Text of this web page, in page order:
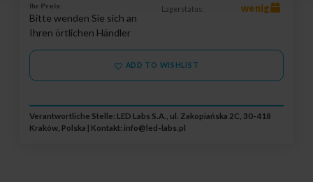
Ihr Preis:
Bitte wenden Sie sich an
Ihren örtlichen Händler
Lagerstatus: wenig
ADD TO WISHLIST
Verantwortliche Stelle: LED Labs S.A., ul. Zakopiańska 2C, 30-418
Kraków, Polska | Kontakt: info@led-labs.pl